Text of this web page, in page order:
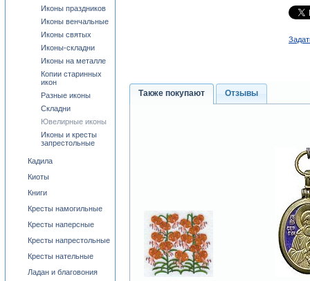
Также покупают Отзывы
Иконы праздников
Иконы венчальные
Иконы святых
Иконы-складни
Иконы на металле
Копии старинных
икон
Разные иконы
Складни
Ювелирные иконы
Иконы и кресты
запрестольные
Кадила
Киоты
Книги
Кресты намогильные
Кресты наперсные
Кресты напрестольные
Кресты нательные
Ладан и благовония